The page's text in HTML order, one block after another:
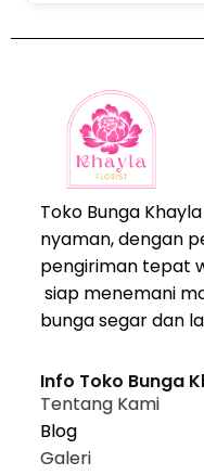
Toko Bunga
nyaman, dengan
pengiriman tepat
siap menemani
bunga segar dan
Info Toko Bunga
Tentang Kami
Blog
Galeri